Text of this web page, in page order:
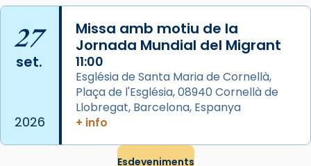
partir de l’Edat Mitjana sorgeix la tradició
que les santes Juliana (“relatiu a Júlia”) i
Semproniana (“relatiu a Semprònia =
eterna”) són deixebles seves. I l’any 1667, el
frare Joan Gaspar Roig, afirma en una obra
que les santes són filles de l’antiga Iluro.
les aconseguirà el 1772. L’ofici que es canta
27
set.
2026
Missa amb motiu de la
Jornada Mundial del Migrant
11:00
Església de Santa Maria de Cornellà,
Plaça de l'Església, 08940 Cornellà de
Llobregat, Barcelona, Espanya
+ info
Esdeveniments